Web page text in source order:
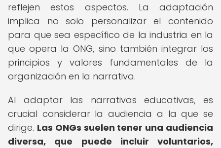
reflejen estos aspectos. La adaptación
implica no solo personalizar el contenido
para que sea específico de la industria en la
que opera la ONG, sino también integrar los
principios y valores fundamentales de la
organización en la narrativa.
Al adaptar las narrativas educativas, es
crucial considerar la audiencia a la que se
dirige. Las ONGs suelen tener una audiencia
diversa, que puede incluir voluntarios,